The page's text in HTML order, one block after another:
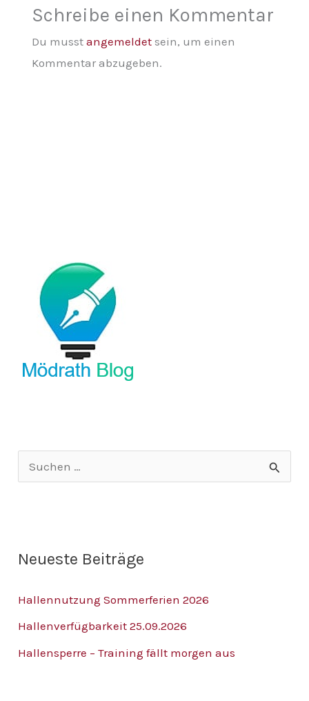
Schreibe einen Kommentar
Du musst angemeldetsein, um einen
Kommentar abzugeben.
e
a
c
Neueste Beiträge
Hallennutzung Sommerferien 2026
Hallenverfügbarkeit 25.09.2026
Hallensperre – Training fällt morgen aus